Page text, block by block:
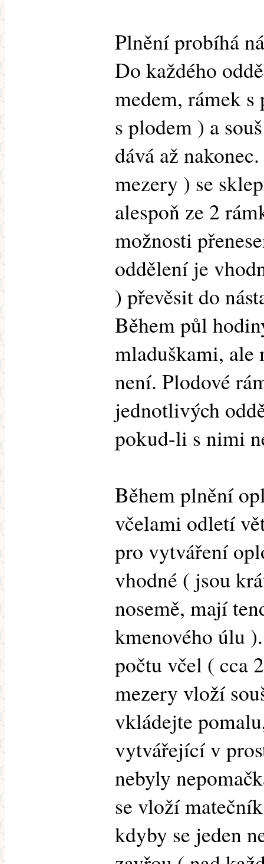
Plnění probíhá
Do každého
medem, rámek
s plodem ) a
dává až
mezery ) se
alespoň ze 2
možnosti
oddělení je
) převěsit do
Během půl
mladuškami, ale
není. Plodové
jednotlivých
pokud-li s nimi
Během plnění
včelami odletí
pro vytváření
vhodné ( jsou
nosemě, mají
kmenového úlu
počtu včel ( cca
mezery vloží
vkládejte
vytvářející v
nebyly
se vloží
kdyby se jeden